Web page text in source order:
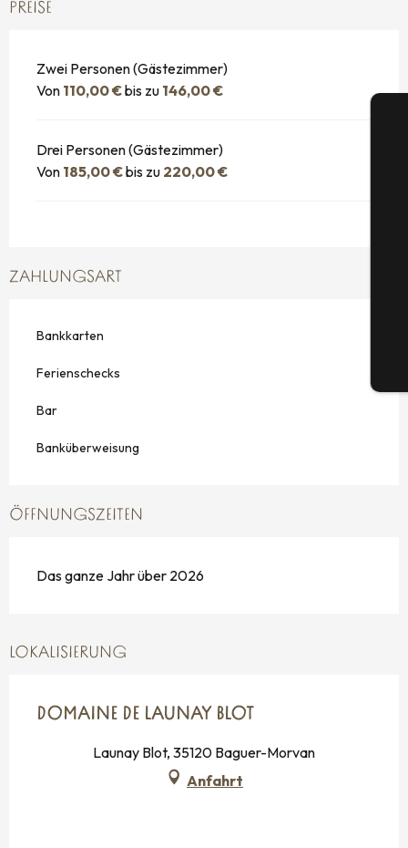
PREISE
Zwei Personen (Gästezimmer)
Von 110,00 €bis zu 146,00 €
Drei Personen (Gästezimmer)
Von 185,00 €bis zu 220,00 €
ZAHLUNGSART
Bankkarten
Ferienschecks
Bar
Banküberweisung
ÖFFNUNGSZEITEN
Das ganze Jahr über 2026
LOKALISIERUNG
DOMAINE DE LAUNAY BLOT
Launay Blot, 35120 Baguer-Morvan
Anfahrt